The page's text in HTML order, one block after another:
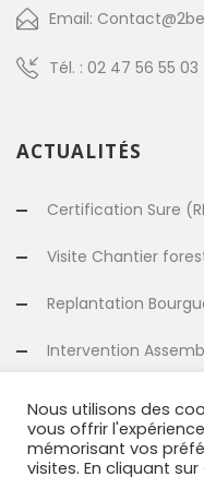
Email:
Tél. : 02 47 56 55 03
ACTUALITÉS
Certification Sure
Visite Chantier
Replantation
Intervention
02/05/2023
Nouveau
Nous utilisons des
vous offrir
mémorisant vos
visites. En cliquant